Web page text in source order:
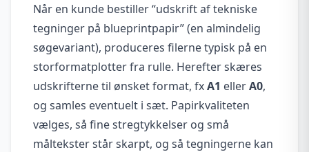
Når en kunde bestiller “udskrift af tekniske
tegninger på blueprintpapir” (en almindelig
søgevariant), produceres filerne typisk på en
storformatplotter fra rulle. Herefter skæres
udskrifterne til ønsket format, fxA1 ellerA0,
og samles eventuelt i sæt. Papirkvaliteten
vælges, så fine stregtykkelser og små
måltekster står skarpt, og så tegningerne kan